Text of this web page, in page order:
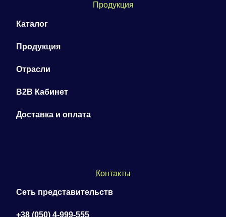
Продукция
Каталог
Продукция
Отрасли
B2B Кабинет
Доставка и оплата
Контакты
Сеть представительств
+38 (050) 4-999-555